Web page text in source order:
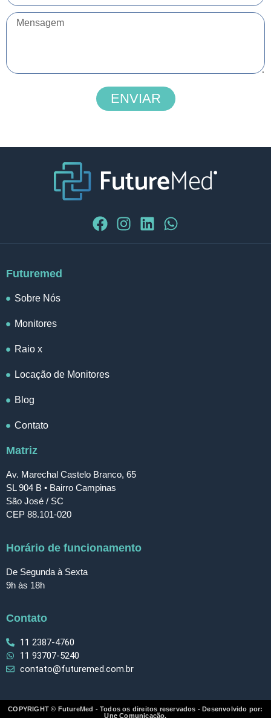
ENVIAR
Futuremed
Sobre Nós
Monitores
Raio x
Locação de Monitores
Blog
Contato
Matriz
Av. Marechal Castelo Branco, 65
SL 904 B • Bairro Campinas
São José / SC
CEP 88.101-020
Horário de funcionamento
De Segunda à Sexta
9h às 18h
Contato
11 2387-4760
11 93707-5240
contato@futuremed.com.br
COPYRIGHT © FutureMed - Todos os direitos reservados - Desenvolvido por:
Une Comunicação.